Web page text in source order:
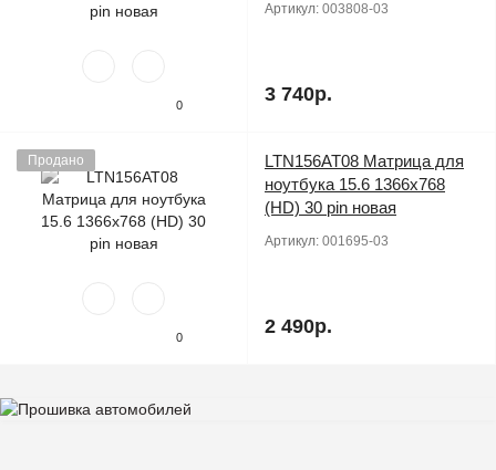
0
Артикул: 003808-03
3 740р.
Продано
0
LTN156AT08 Матрица для
ноутбука 15.6 1366x768
(HD) 30 pin новая
Артикул: 001695-03
2 490р.